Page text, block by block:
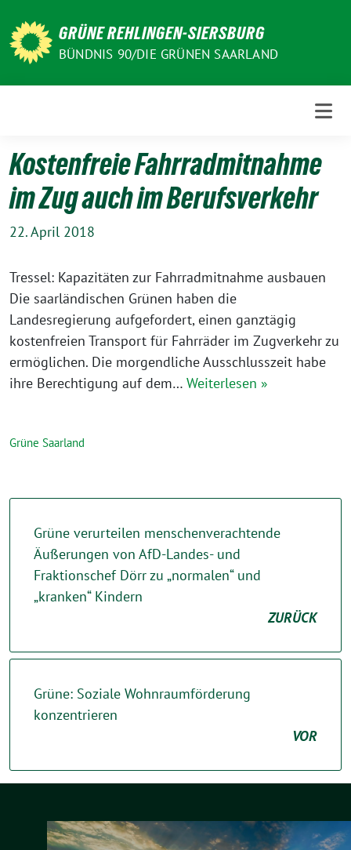
zum
Inhalt
GRÜNE REHLINGEN-SIERSBURG
BÜNDNIS 90/DIE GRÜNEN SAARLAND
Kostenfreie Fahrradmitnahme
im Zug auch im Berufsverkehr
22. April 2018
Tressel: Kapazitäten zur Fahrradmitnahme ausbauen
Die saarländischen Grünen haben die
Landesregierung aufgefordert, einen ganztägig
kostenfreien Transport für Fahrräder im Zugverkehr zu
ermöglichen. Die morgendliche Ausschlusszeit habe
ihre Berechtigung auf dem… Weiterlesen »
Grüne Saarland
Grüne verurteilen menschenverachtende
Äußerungen von AfD-Landes- und
Fraktionschef Dörr zu „normalen“ und
„kranken“ Kindern
ZURÜCK
Grüne: Soziale Wohnraumförderung
konzentrieren
VOR